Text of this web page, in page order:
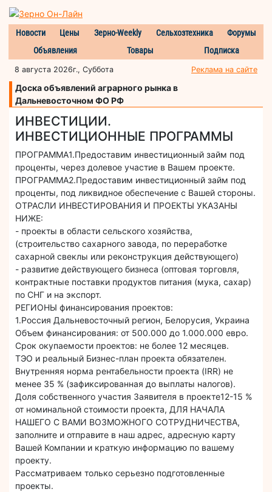
Новости Цены Зерно-Weekly Сельхозтехника
Форумы
Объявления
Товары Подписка
8 августа 2026г., Суббота Реклама на сайте
Доска объявлений аграрного рынка в
Дальневосточном ФО РФ
ИНВЕСТИЦИИ.
ИНВЕСТИЦИОННЫЕ ПРОГРАММЫ
ПРОГРАММА1.Предоставим инвестиционный займ под
проценты, через долевое участие в Вашем проекте.
ПРОГРАММА2.Предоставим инвестиционный займ под
проценты, под ликвидное обеспечение с Вашей стороны.
ОТРАСЛИ ИНВЕСТИРОВАНИЯ И ПРОЕКТЫ УКАЗАНЫ
НИЖЕ:
- проекты в области сельского хозяйства,
(строительство сахарного завода, по переработке
сахарной свеклы или реконструкция действующего)
- развитие действующего бизнеса (оптовая торговля,
контрактные поставки продуктов питания (мука, сахар)
по СНГ и на экспорт.
РЕГИОНЫ финансирования проектов:
1.Россия Дальневосточный регион, Белорусия, Украина
Объем финансирования: от 500.000 до 1.000.000 евро.
Срок окупаемости проектов: не более 12 месяцев.
ТЭО и реальный Бизнес-план проекта обязателен.
Внутренняя норма рентабельности проекта (IRR) не
менее 35 % (зафиксированная до выплаты налогов).
Доля собственного участия Заявителя в проекте12-15 %
от номинальной стоимости проекта, ДЛЯ НАЧАЛА
НАШЕГО С ВАМИ ВОЗМОЖНОГО СОТРУДНИЧЕСТВА,
заполните и отправите в наш адрес, адресную карту
Вашей Компании и краткую информацию по вашему
проекту.
Рассматриваем только серьезно подготовленные
проекты.